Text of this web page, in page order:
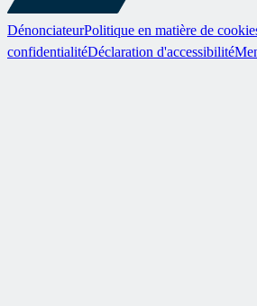
DénonciateurPolitique en matière de
confidentialitéDéclaration d'accessibilité